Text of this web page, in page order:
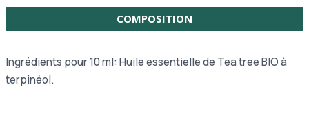
COMPOSITION
Ingrédients pour 10 ml: Huile essentielle de Tea tree BIO à
terpinéol.